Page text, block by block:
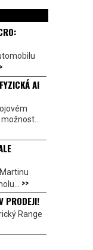
AI
>>
PRODEJI!
Range